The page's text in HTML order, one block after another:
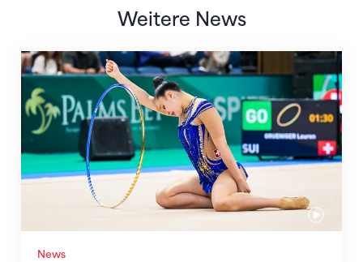
Weitere News
News
Nächster Halt: Weltmeisterschaft